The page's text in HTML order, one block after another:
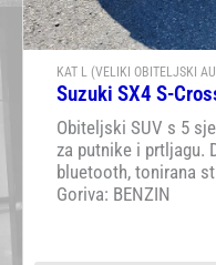
KAT L (VELIKI OBITELJSKI
Suzuki SX4 S-
Obiteljski SUV s 5
za putnike i prtljagu.
bluetooth, tonirana
Goriva: BENZIN